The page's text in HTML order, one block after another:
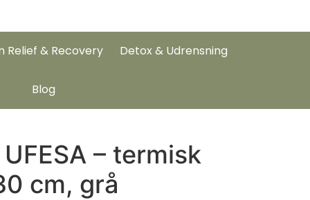
Relief & Recovery Detox & Udrensning
Blog
– termisk
cm, grå